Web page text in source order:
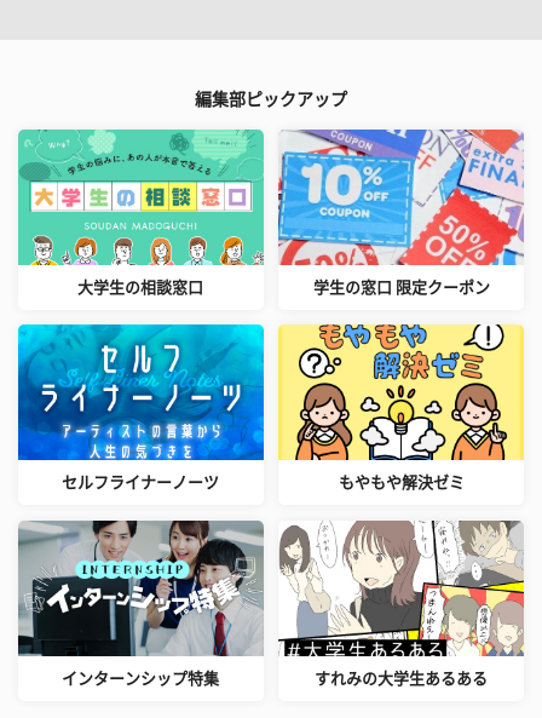
編集部ピックアップ
大学生の相談窓口 学生の窓口 限定クーポン
セルフライナーノーツ もやもや解決ゼミ
インターンシップ特集 すれみの大学生あるある